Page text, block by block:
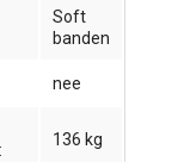
Soft
banden
nee
136 kg